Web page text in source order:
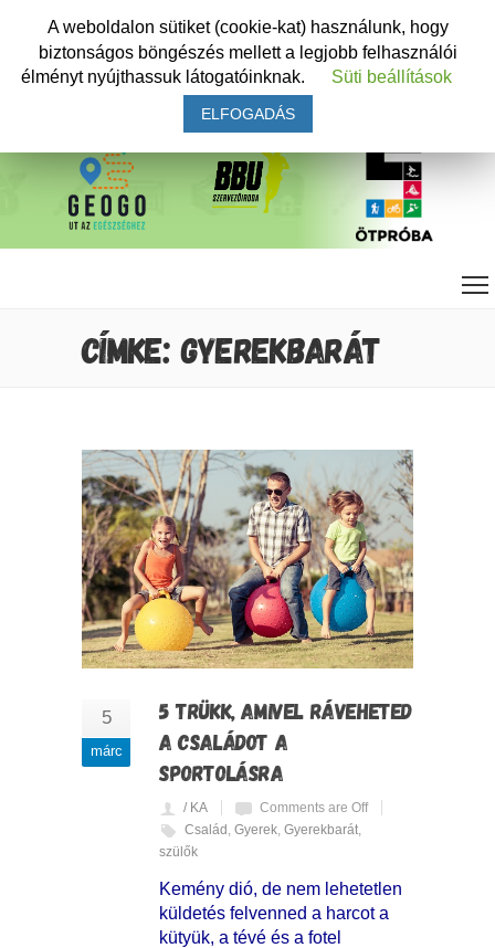
CÍMKE: GYEREKBARÁT
5
márc
5 TRÜKK, AMIVEL RÁVEHETED
A CSALÁDOT A
SPORTOLÁSRA
/ KA
Comments are Off
Család, Gyerek, Gyerekbarát,
szülők
Kemény dió, de nem lehetetlen
küldetés felvenned a harcot a
kütyük, a tévé és a fotel
A weboldalon sütiket (cookie-kat) használunk, hogy
biztonságos böngészés mellett a legjobb felhasználói
élményt nyújthassuk látogatóinknak.
Süti beállítások
ELFOGADÁS